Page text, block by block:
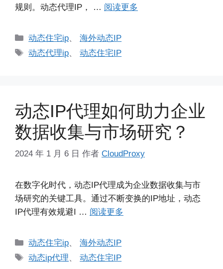
规则。动态代理IP， … 阅读更多
分
类
动态住宅ip、海外动态IP
标
动态代理ip、动态住宅IP
动态IP代理如何助力企业
数据收集与市场研究？
2024 年 1 月 6 日 作者 CloudProxy
在数字化时代，动态IP代理成为企业数据收集与市
场研究的关键工具。通过不断变换的IP地址，动态
IP代理有效规避I … 阅读更多
分
类
动态住宅ip、海外动态IP
标
动态ip代理、动态住宅IP